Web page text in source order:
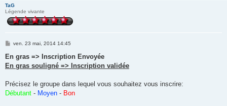
TaG
Légende vivante
M
s
a
ven. 23 mai, 2014 14:45
En gras => Inscription Envoyée
En gras souligné => Inscription validée
Précisez le groupe dans lequel vous souhaitez vous inscrire:
Débutant - Moyen - Bon